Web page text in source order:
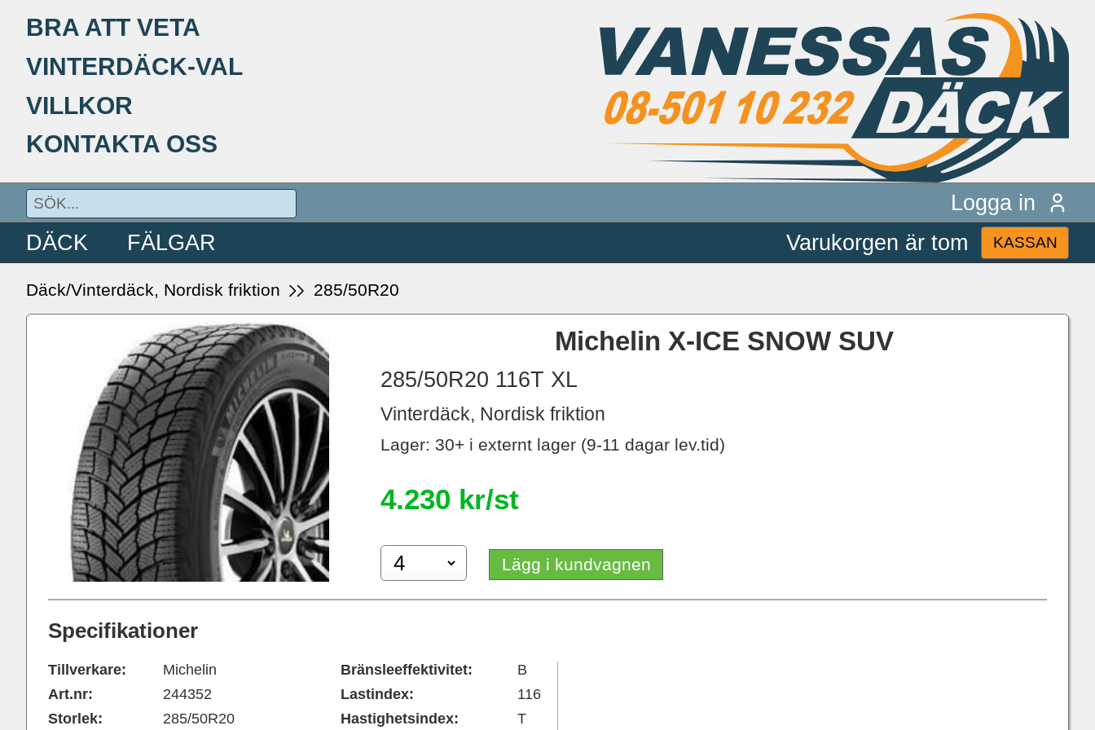
BRA ATT VETA
VINTERDÄCK-VAL
VILLKOR
KONTAKTA OSS
Logga in
DÄCK
FÄLGAR Varukorgen är tom KASSAN
Däck/Vinterdäck, Nordisk friktion 285/50R20
Michelin X-ICE SNOW SUV
285/50R20 116T XL
Vinterdäck, Nordisk friktion
Lager: 30+ i externt lager (9-11 dagar lev.tid)
4.230 kr/st
Lägg i kundvagnen
Specifikationer
Tillverkare:
Art.nr:
Storlek:
Michelin
244352
285/50R20
Bränsleeffektivitet:
Lastindex:
Hastighetsindex:
B
116
T